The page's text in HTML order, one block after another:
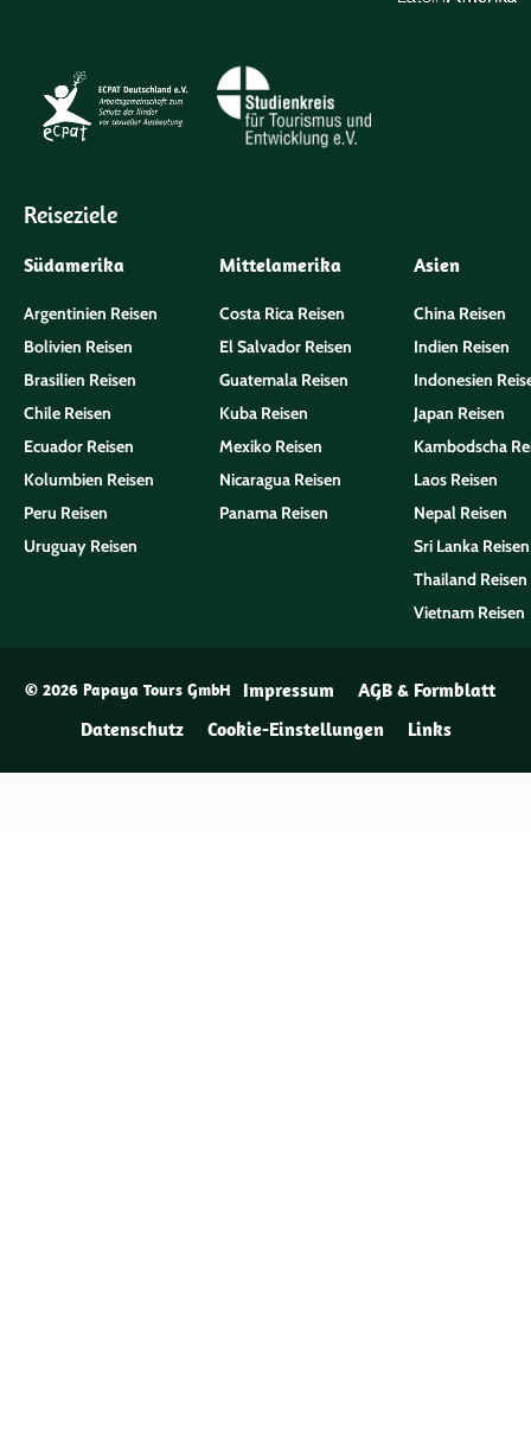
Reiseziele
Südamerika
Argentinien Reisen
Bolivien Reisen
Brasilien Reisen
Chile Reisen
Ecuador Reisen
Kolumbien Reisen
Peru Reisen
Uruguay Reisen
Mittelamerika
Costa Rica Reisen
El Salvador Reisen
Guatemala Reisen
Kuba Reisen
Mexiko Reisen
Nicaragua Reisen
Panama Reisen
Asien
China Reisen
Indien Reisen
Indonesien
Japan Reisen
Kambodscha
Laos Reisen
Nepal Reisen
Sri Lanka Reisen
Thailand Reisen
Vietnam Reisen
© 2026 Papaya Tours GmbH Impressum
AGB & Formblatt
Datenschutz
Cookie-Einstellungen Links